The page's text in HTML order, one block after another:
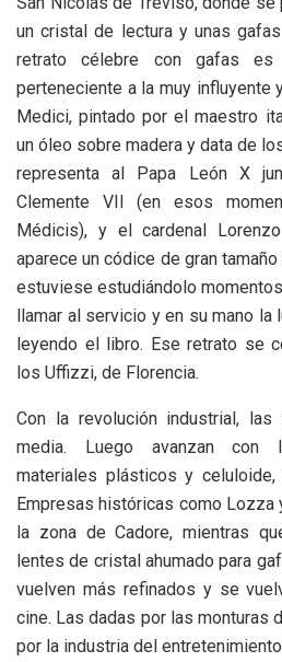
un cristal de lectura y unas
retrato célebre con gafas
perteneciente a la muy influyente
Medici, pintado por el maestro
un óleo sobre madera y data de
representa al Papa León X
Clemente VII (en esos
Médicis), y el cardenal
aparece un códice de gran
estuviese estudiándolo
llamar al servicio y en su mano
leyendo el libro. Ese retrato se
los Uffizzi, de Florencia.
Con la revolución industrial,
media. Luego avanzan con
materiales plásticos y
Empresas históricas como
la zona de Cadore, mientras
lentes de cristal ahumado para
vuelven más refinados y se
cine. Las dadas por las monturas
por la industria del